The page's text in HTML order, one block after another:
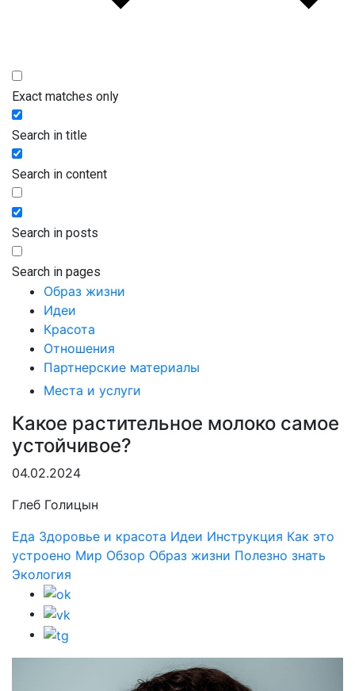
Exact matches only
Search in title
Search in content
Search in posts
Search in pages
Образ жизни
Идеи
Красота
Отношения
Партнерские материалы
Места и услуги
Какое растительное молоко самое
устойчивое?
04.02.2024
Глеб Голицын
Еда Здоровье и красота Идеи Инструкция Как это
устроено Мир Обзор Образ жизни Полезно знать
Экология